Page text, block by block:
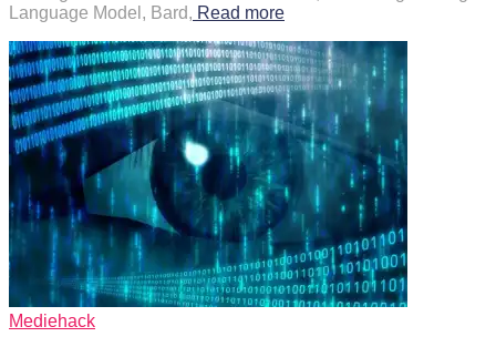
Language Model, Bard, Read more
Mediehack